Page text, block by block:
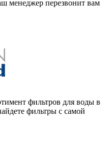
менеджер перезвонит вам
фильтров для воды в
фильтры с самой